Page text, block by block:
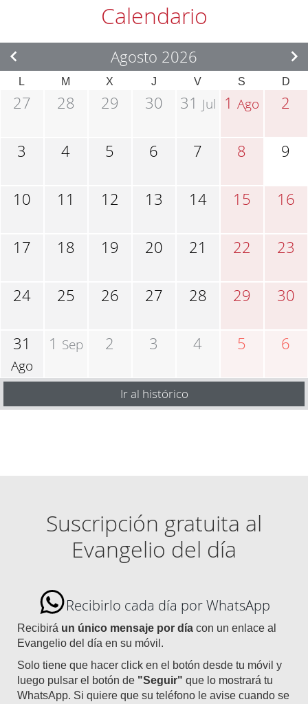
Calendario
Agosto 2026
L M X J V S D
27 28 29 30 31 Jul 1Ago 2
3 4 5 6 7 8 9
10 11 12 13 14 15 16
17 18 19 20 21 22 23
24 25 26 27 28 29 30
31
Ago
1 Sep 2 3 4 5 6
Ir al histórico
Suscripción gratuita al
Evangelio del día
Recibirlo cada día por WhatsApp
Recibirá un único mensaje por día con un enlace al
Evangelio del día en su móvil.
Solo tiene que hacer click en el botón desde tu móvil y
luego pulsar el botón de "Seguir" que lo mostrará tu
WhatsApp. Si quiere que su teléfono le avise cuando se